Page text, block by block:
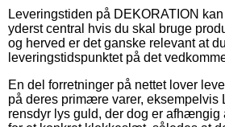
Leveringstiden på DEKORATION
yderst central hvis du skal bruge
og herved er det ganske relevant at
leveringstidspunktet på det
En del forretninger på nettet lover
på deres primære varer, eksempelvis
rensdyr lys guld, der dog er afhængig